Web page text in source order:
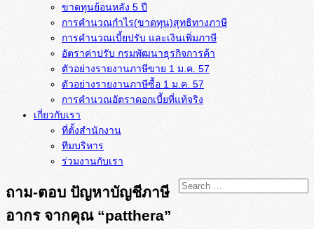
ขาดทุนย้อนหลัง 5 ปี
การคำนวณกำไร(ขาดทุน)สุทธิทางภาษี
การคำนวณเบี้ยปรับ และเงินเพิ่มภาษี
อัตราค่าปรับ กรมพัฒนาธุรกิจการค้า
ตัวอย่างรายงานภาษีขาย 1 ม.ค. 57
การคำนวณอัตราดอกเบี้ยที่แท้จริง
เกี่ยวกับเรา
ที่ตั้งสำนักงาน
ทีมบริหาร
ร่วมงานกับเรา
ถาม-ตอบ ปัญหาบัญชีภาษี
อากร จากคุณ “patthera”